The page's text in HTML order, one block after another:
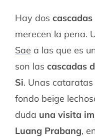
Hay dos
merecen la pena.
Sae a las que es
son las cascadas
Si. Unas
fondo beige
duda una visita
Luang Prabang,